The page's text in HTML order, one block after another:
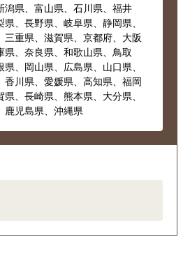
潟県、富山県、石川県、福井
県、長野県、岐阜県、静岡県、
三重県、滋賀県、京都府、大阪
県、奈良県、和歌山県、鳥取
県、岡山県、広島県、山口県、
香川県、愛媛県、高知県、福岡
県、長崎県、熊本県、大分県、
鹿児島県、沖縄県